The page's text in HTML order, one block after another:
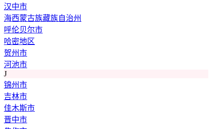
汉中市
海西蒙古族藏族自治州
呼伦贝尔市
哈密地区
贺州市
河池市
J
锦州市
吉林市
佳木斯市
晋中市